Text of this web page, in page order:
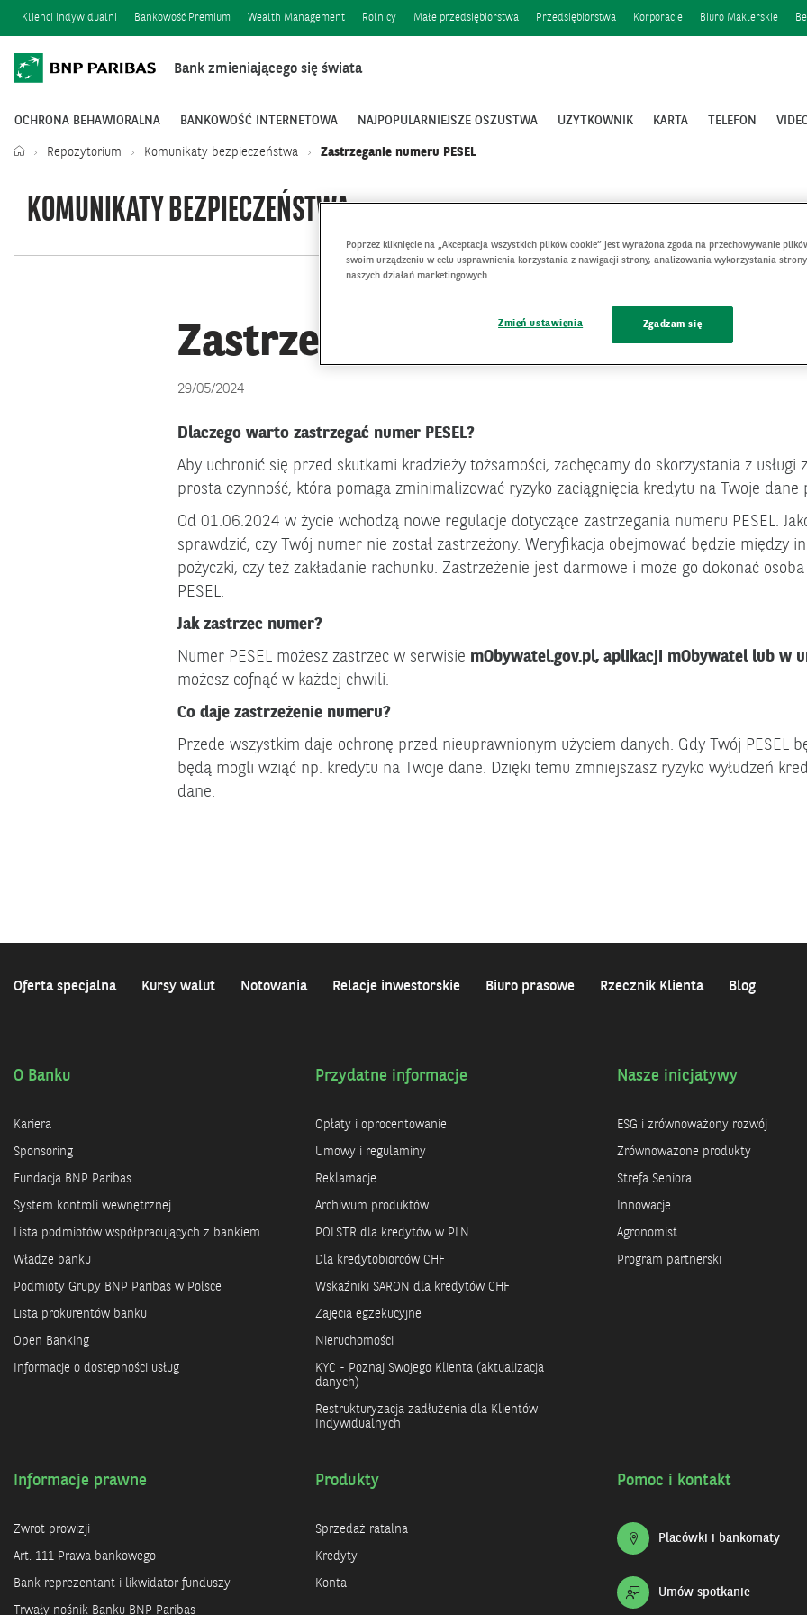
Klienci indywidualni Bankowość Premium Wealth Management Rolnicy Małe przedsiębiorstwa Przedsiębiorstwa Korporacje Biuro Maklerskie
Bank zmieniającego się świata
OCHRONA BEHAWIORALNA BANKOWOŚĆ INTERNETOWA NAJPOPULARNIEJSZE OSZUSTWA UŻYTKOWNIK KARTA TELEFON
Repozytorium Komunikaty bezpieczeństwa Zastrzeganie numeru PESEL
KOMUNIKATY BEZPIECZEŃSTWA
Zastrzeganie numeru PESEL
29/05/2024
Dlaczego warto zastrzegać numer PESEL?
Aby uchronić się przed skutkami kradzieży tożsamości, zachęcamy do skorzystania z usługi
prosta czynność, która pomaga zminimalizować ryzyko zaciągnięcia kredytu na Twoje dane
Od 01.06.2024 w życie wchodzą nowe regulacje dotyczące zastrzegania numeru PESEL.
sprawdzić, czy Twój numer nie został zastrzeżony. Weryfikacja obejmować będzie między
pożyczki, czy też zakładanie rachunku. Zastrzeżenie jest darmowe i może go dokonać
PESEL.
Jak zastrzec numer?
Numer PESEL możesz zastrzec w serwisie mObywatel.gov.pl, aplikacji mObywatel lub w
możesz cofnąć w każdej chwili.
Co daje zastrzeżenie numeru?
Przede wszystkim daje ochronę przed nieuprawnionym użyciem danych. Gdy Twój PESEL
będą mogli wziąć np. kredytu na Twoje dane. Dzięki temu zmniejszasz ryzyko wyłudzeń
dane.
Oferta specjalna Kursy walut Notowania Relacje inwestorskie Biuro prasowe Rzecznik Klienta Blog
O Banku
Kariera
Sponsoring
Fundacja BNP Paribas
System kontroli wewnętrznej
Lista podmiotów współpracujących z bankiem
Władze banku
Podmioty Grupy BNP Paribas w Polsce
Lista prokurentów banku
Open Banking
Informacje o dostępności usług
Przydatne informacje
Opłaty i oprocentowanie
Umowy i regulaminy
Reklamacje
Archiwum produktów
POLSTR dla kredytów w PLN
Dla kredytobiorców CHF
Wskaźniki SARON dla kredytów CHF
Zajęcia egzekucyjne
Nieruchomości
KYC - Poznaj Swojego Klienta (aktualizacja
danych)
Restrukturyzacja zadłużenia dla Klientów
Indywidualnych
Nasze inicjatywy
ESG i zrównoważony rozwój
Zrównoważone produkty
Strefa Seniora
Innowacje
Agronomist
Program partnerski
Informacje prawne
Zwrot prowizji
Art. 111 Prawa bankowego
Bank reprezentant i likwidator funduszy
Trwały nośnik Banku BNP Paribas
Produkty
Sprzedaż ratalna
Kredyty
Konta
Pomoc i kontakt
Placówki i bankomaty
Umów spotkanie
Poprzez kliknięcie na „Akceptacja wszystkich plików cookie” jest wyrażona zgoda na przechowywanie
swoim urządzeniu w celu usprawnienia korzystania z nawigacji strony, analizowania wykorzystania
naszych działań marketingowych.
Zmień ustawienia Zgadzam się